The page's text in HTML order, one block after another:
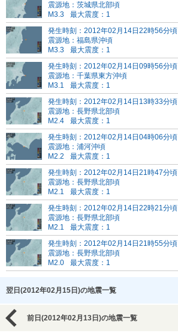
震源地：茨城県北部頃
M3.3
最大震度：1
発生時刻：2012年02月14日22時56分頃
震源地：福島県沖頃
M3.3
最大震度：1
発生時刻：2012年02月14日09時56分頃
震源地：千葉県東方沖頃
M3.1
最大震度：1
発生時刻：2012年02月14日13時33分頃
震源地：長野県北部頃
M2.4
最大震度：1
発生時刻：2012年02月14日04時06分頃
震源地：浦河沖頃
M2.2
最大震度：1
発生時刻：2012年02月14日21時47分頃
震源地：長野県北部頃
M2.1
最大震度：1
発生時刻：2012年02月14日22時21分頃
震源地：長野県北部頃
M2.1
最大震度：1
発生時刻：2012年02月14日21時55分頃
震源地：長野県北部頃
M2.0
最大震度：1
翌日(2012年02月15日)の地震一覧
前日(2012年02月13日)の地震一覧